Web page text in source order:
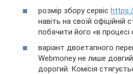
розмір збору сервіс
навіть на своїй офіційній
побачити його «в процесі
варіант двоетапного
Webmoney не лише довгий
дорогий. Комісія